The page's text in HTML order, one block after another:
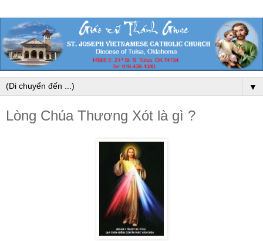
▼
Lòng Chúa Thương Xót là gì ?